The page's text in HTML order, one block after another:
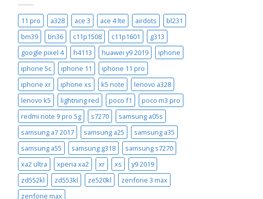
11 pro a328 ace 3 ace 4 lte airdots
bl231
bm39
bn36 c11p1508 c11p1601
g313
google pixel 4
h4113 huawei y9 2019
iphone
iphone 5c
iphone 11
iphone 11 pro
iphone xr
iphone xs k5 note
lenovo a328
lenovo k5
lightning red poco f1
poco m3 pro
redmi note 9 pro 5g
s7270
samsung a05s
samsung a7 2017
samsung a25
samsung a35
samsung a55
samsung g318
samsung s7270
xa2 ultra
xperia xa2 xr xs
y9 2019
zd552kl
zd553kl ze520kl
zenfone 3 max
zenfone max